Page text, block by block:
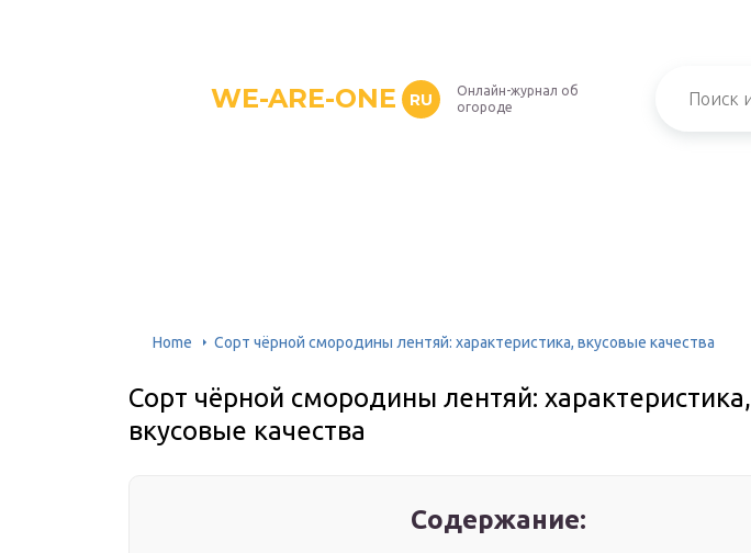
WE-ARE-ONE RU
Онлайн-журнал об
огороде
Home Сорт чёрной смородины лентяй: характеристика, вкусовые качества
Сорт чёрной смородины лентяй: характеристика,
вкусовые качества
Содержание: